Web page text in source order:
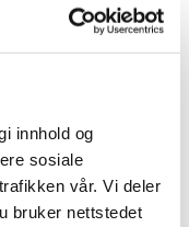
innhold og
sosiale
vår. Vi deler
bruker nettstedet